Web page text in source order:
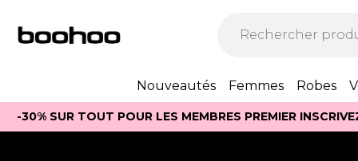
Nouveautés Femmes Robes
-30% SUR TOUT POUR LES MEMBRES PREMIER